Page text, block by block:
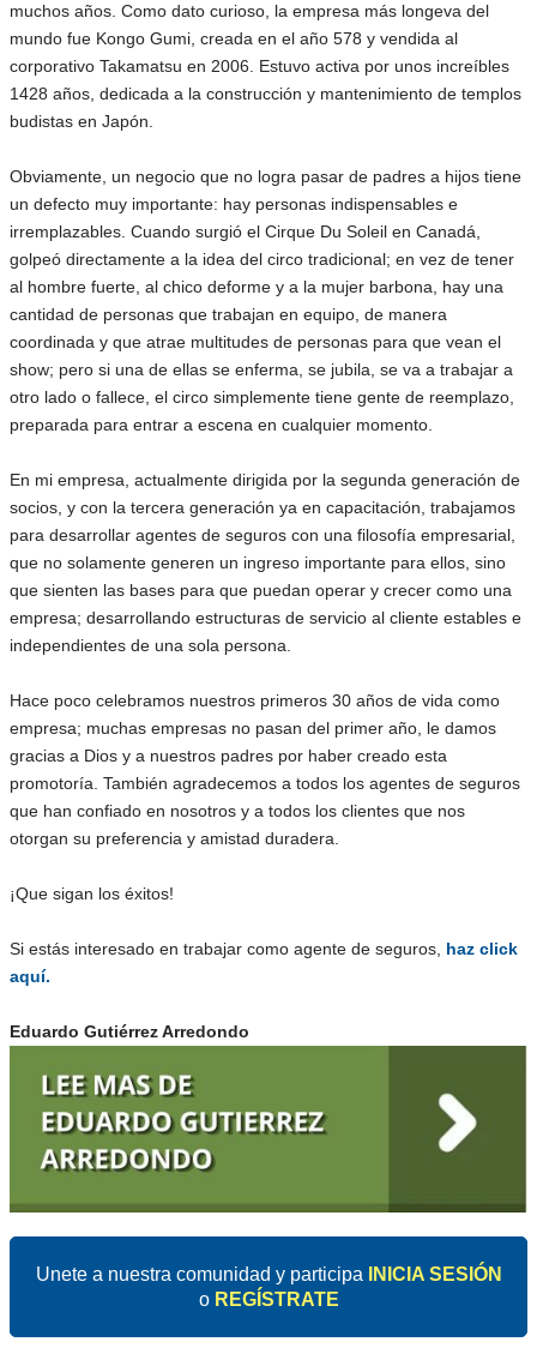
muchos años. Como dato curioso, la empresa más longeva del
mundo fue Kongo Gumi, creada en el año 578 y vendida al
corporativo Takamatsu en 2006. Estuvo activa por unos increíbles
1428 años, dedicada a la construcción y mantenimiento de templos
budistas en Japón.
Obviamente, un negocio que no logra pasar de padres a hijos tiene
un defecto muy importante: hay personas indispensables e
irremplazables. Cuando surgió el Cirque Du Soleil en Canadá,
golpeó directamente a la idea del circo tradicional; en vez de tener
al hombre fuerte, al chico deforme y a la mujer barbona, hay una
cantidad de personas que trabajan en equipo, de manera
coordinada y que atrae multitudes de personas para que vean el
show; pero si una de ellas se enferma, se jubila, se va a trabajar a
otro lado o fallece, el circo simplemente tiene gente de reemplazo,
preparada para entrar a escena en cualquier momento.
En mi empresa, actualmente dirigida por la segunda generación de
socios, y con la tercera generación ya en capacitación, trabajamos
para desarrollar agentes de seguros con una filosofía empresarial,
que no solamente generen un ingreso importante para ellos, sino
que sienten las bases para que puedan operar y crecer como una
empresa; desarrollando estructuras de servicio al cliente estables e
independientes de una sola persona.
Hace poco celebramos nuestros primeros 30 años de vida como
empresa; muchas empresas no pasan del primer año, le damos
gracias a Dios y a nuestros padres por haber creado esta
promotoría. También agradecemos a todos los agentes de seguros
que han confiado en nosotros y a todos los clientes que nos
otorgan su preferencia y amistad duradera.
¡Que sigan los éxitos!
Si estás interesado en trabajar como agente de seguros, haz click
aquí.
Eduardo Gutiérrez Arredondo
Unete a nuestra comunidad y participa
INICIA SESIÓN
o REGÍSTRATE